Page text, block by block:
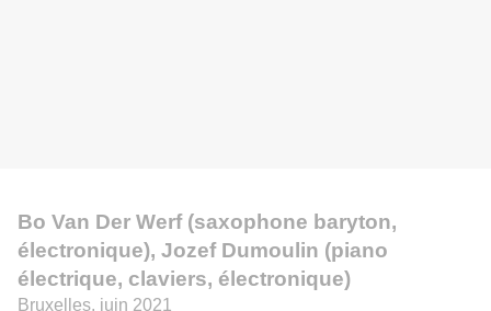
Bo Van Der Werf (saxophone baryton,
électronique), Jozef Dumoulin (piano
électrique, claviers, électronique)
Bruxelles, juin 2021